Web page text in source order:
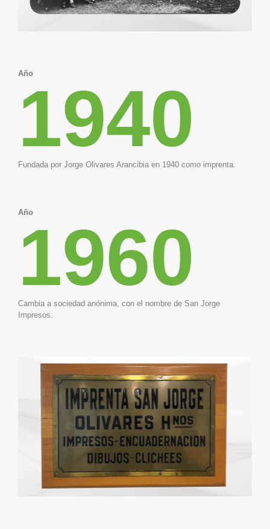
Año
1940
Fundada por Jorge Olivares Arancibia en 1940 como imprenta.
Año
1960
Cambia a sociedad anónima, con el nombre de San Jorge
Impresos.